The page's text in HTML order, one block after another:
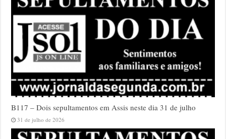
B117 – Dois sepultamentos em Assis neste dia 31 de julho
31 de julho de 2026